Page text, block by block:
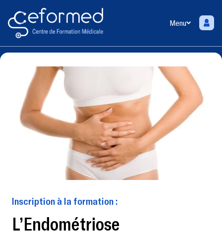
Menu
Inscription à la formation :
L’Endométriose